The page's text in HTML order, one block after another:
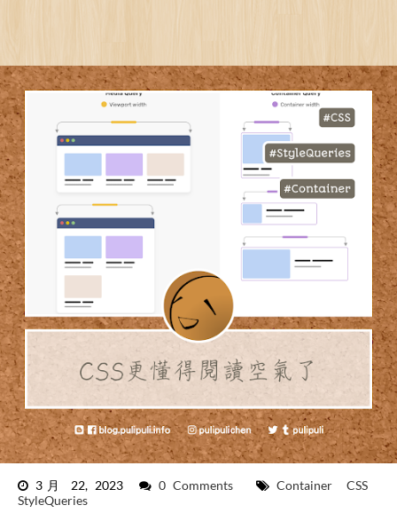
3月 22, 2023 0 Comments Container
CSS
StyleQueries